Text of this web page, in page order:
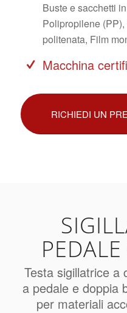
Buste e sacchetti
Polipropilene
politenata, Film
Macchina
RICHIEDI UN
Testa sigillatrice a
a pedale e doppia
per materiali